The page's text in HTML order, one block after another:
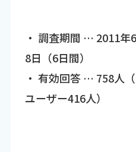
・ 調査期間 … 2011
8日（6日間）
・ 有効回答 … 758人
ユーザー416人）